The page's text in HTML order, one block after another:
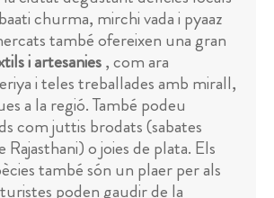
churma, mirchi vada i pyaaz
també ofereixen una gran
i artesanies, com ara
i teles treballades amb mirall,
a la regió. També podeu
com juttis brodats (sabates
Rajasthani) o joies de plata. Els
també són un plaer per als
poden gaudir de la